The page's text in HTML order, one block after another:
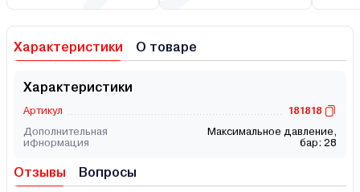
Характеристики О товаре
Характеристики
Артикул
181818
Дополнительная
ифнормация
Максимальное давление,
бар: 28
Отзывы Вопросы